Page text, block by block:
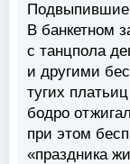
Подвыпившие
В банкетном
с танцпола
и другими
тугих
бодро
при этом
«праздника